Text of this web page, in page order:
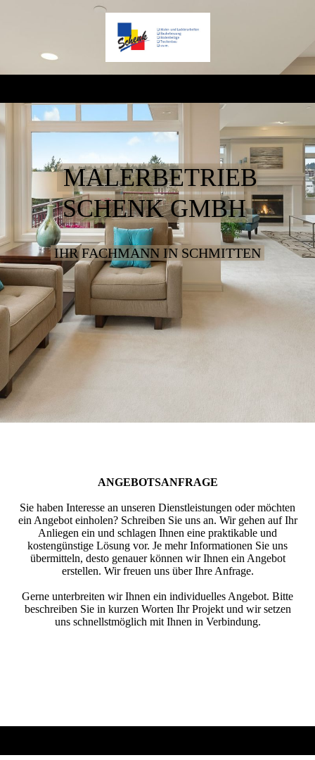
MALERBETRIEB
SCHENK GMBH
IHR FACHMANN IN SCHMITTEN
ANGEBOTS­ANFRAGE
Sie haben Interesse an unseren Dienstleistungen oder möchten
ein Angebot einholen? Schreiben Sie uns an. Wir gehen auf Ihr
Anliegen ein und schlagen Ihnen eine praktikable und
kostengünstige Lösung vor. Je mehr Informationen Sie uns
übermitteln, desto genauer können wir Ihnen ein Angebot
erstellen. Wir freuen uns über Ihre Anfrage.
Gerne unterbreiten wir Ihnen ein individuelles Angebot. Bitte
beschreiben Sie in kurzen Worten Ihr Projekt und wir setzen
uns schnellstmöglich mit Ihnen in Verbindung.